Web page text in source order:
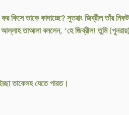
কিসে তাকে কাদাচ্ছে? সুতরাং জিব্রীল তাঁর
তাআলা বললেন, ‘হে জিব্রীল! তুমি (পুনরায়)
তাকেসহ যেতে পারত।